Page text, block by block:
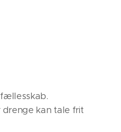
drenge kan tale frit